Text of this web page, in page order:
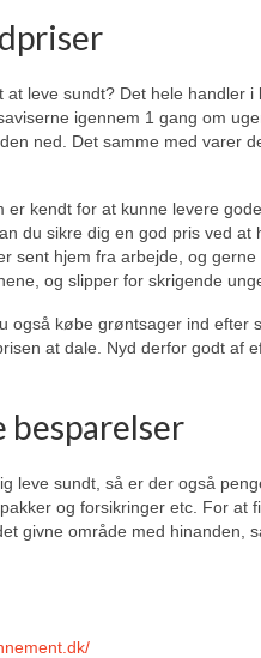
leve sundt? Det hele handler
igennem 1 gang om
ned. Det samme med varer
kendt for at kunne levere
du sikre dig en god pris ved
sent hjem fra arbejde, og
og slipper for skrigende
også købe grøntsager ind
at dale. Nyd derfor godt af
besparelser
leve sundt, så er der også
og forsikringer etc. For at
givne område med hinanden,